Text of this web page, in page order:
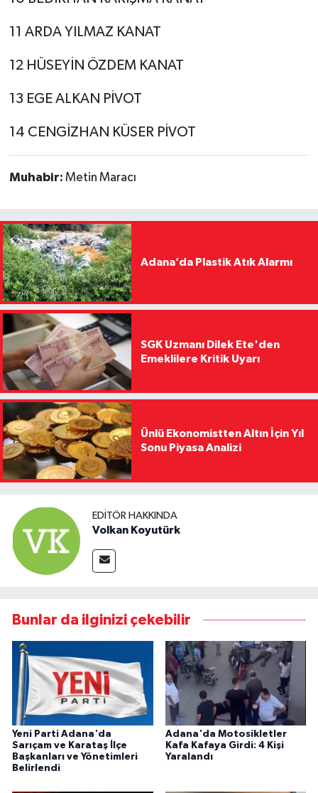
11 ARDA YILMAZ KANAT
12 HÜSEYİN ÖZDEM KANAT
13 EGE ALKAN PİVOT
14 CENGİZHAN KÜSER PİVOT
Muhabir: Metin Maracı
Adana’da Plastik Atık Alarmı
SGK Uzmanı Dilek Ete'den
Emeklilere Kritik Uyarı
Ünlü Ekonomistten Altın İçin Yıl
Sonu Piyasa Analizi
EDITÖR HAKKINDA
Volkan Koyutürk
Bunlar da ilginizi çekebilir
Yeni Parti Adana'da
Sarıçam ve Karataş İlçe
Başkanları ve Yönetimleri
Belirlendi
Adana'da Motosikletler
Kafa Kafaya Girdi: 4 Kişi
Yaralandı